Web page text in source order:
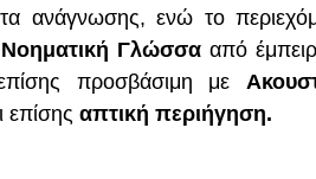
ανάγνωσης, ενώ το
Νοηματική Γλώσσα από
προσβάσιμη με
επίσης απτική περιήγηση.